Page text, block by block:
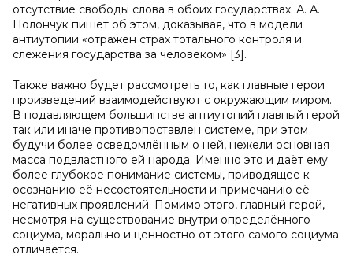
отсутствие свободы слова в обоих государствах. А. А.
Полончук пишет об этом, доказывая, что в модели
антиутопии «отражен страх тотального контроля и
слежения государства за человеком» [3].
Также важно будет рассмотреть то, как главные герои
произведений взаимодействуют с окружающим миром.
В подавляющем большинстве антиутопий главный герой
так или иначе противопоставлен системе, при этом
будучи более осведомлённым о ней, нежели основная
масса подвластного ей народа. Именно это и даёт ему
более глубокое понимание системы, приводящее к
осознанию её несостоятельности и примечанию её
негативных проявлений. Помимо этого, главный герой,
несмотря на существование внутри определённого
социума, морально и ценностно от этого самого социума
отличается.